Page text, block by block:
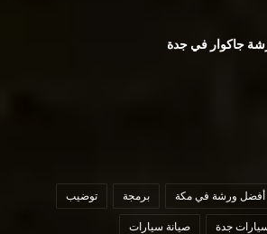
جاكوار في جدة
أفضل ورشة في مكة برمجة توضيب
جدة صيانة سيارات